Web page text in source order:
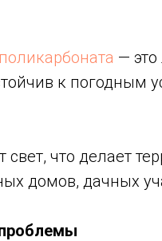
поликарбоната —
к погодным
что делает
домов, дачных